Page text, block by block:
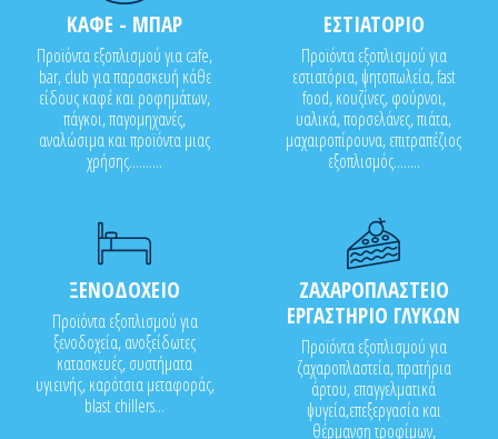
ΚΑΦΕ - ΜΠΑΡ
Προϊόντα εξοπλισμού για cafe,
bar, club για παρασκευή κάθε
είδους καφέ και ροφημάτων,
πάγκοι, παγομηχανές,
αναλώσιμα και προϊόντα μιας
χρήσης..........
ΕΣΤΙΑΤΟΡΙΟ
Προϊόντα εξοπλισμού για
εστιατόρια, ψητοπωλεία, fast
food, κουζίνες, φούρνοι,
υαλικά, πορσελάνες, πιάτα,
μαχαιροπίρουνα, επιτραπέζιος
εξοπλισμός........
ΞΕΝΟΔΟΧΕΙΟ
Προϊόντα εξοπλισμού για
ξενοδοχεία, ανοξείδωτες
κατασκευές, συστήματα
υγιεινής, καρότσια μεταφοράς,
blast chillers...
ΖΑΧΑΡΟΠΛΑΣΤΕΙΟ
ΕΡΓΑΣΤΗΡΙΟ ΓΛΥΚΩΝ
Προϊόντα εξοπλισμού για
ζαχαροπλαστεία, πρατήρια
άρτου, επαγγελματικά
ψυγεία,επεξεργασία και
θέρμανση τροφίμων,